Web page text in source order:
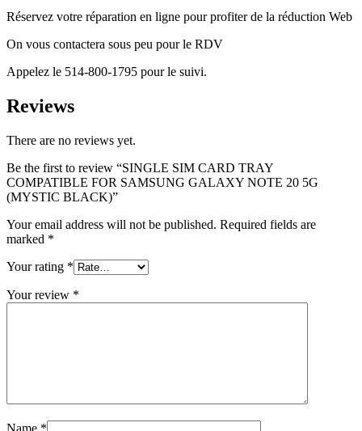
Réservez votre réparation en ligne pour profiter de la réduction Web
On vous contactera sous peu pour le RDV
Appelez le 514-800-1795 pour le suivi.
Reviews
There are no reviews yet.
Be the first to review “SINGLE SIM CARD TRAY
COMPATIBLE FOR SAMSUNG GALAXY NOTE 20 5G
(MYSTIC BLACK)”
Your email address will not be published. Required fields are
marked *
Your rating *
Your review *